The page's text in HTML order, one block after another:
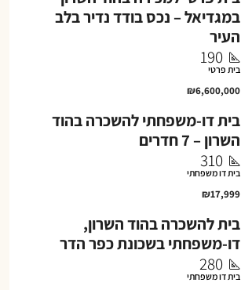
במגדיאל – נכס בודד נדיר בלב
העיר
190
בית פרטי
₪6,600,000
בית דו-משפחתי להשכרה בהוד
השרון – 7 חדרים
310
בית דו משפחתי
₪17,999
בית להשכרה בהוד השרון,
דו-משפחתי בשכונת כפר הדר
280
בית דו משפחתי